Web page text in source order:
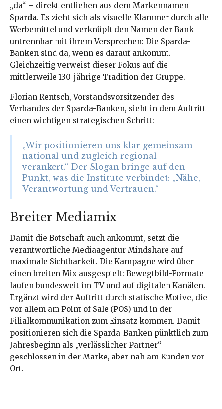
„da“ – direkt entliehen aus dem Markennamen
Sparda. Es zieht sich als visuelle Klammer durch alle
Werbemittel und verknüpft den Namen der Bank
untrennbar mit ihrem Versprechen: Die Sparda-
Banken sind da, wenn es darauf ankommt.
Gleichzeitig verweist dieser Fokus auf die
mittlerweile 130-jährige Tradition der Gruppe.
Florian Rentsch, Vorstandsvorsitzender des
Verbandes der Sparda-Banken, sieht in dem Auftritt
einen wichtigen strategischen Schritt:
„Wir positionieren uns klar gemeinsam
national und zugleich regional
verankert.“ Der Slogan bringe auf den
Punkt, was die Institute verbindet: „Nähe,
Verantwortung und Vertrauen.“
Breiter Mediamix
Damit die Botschaft auch ankommt, setzt die
verantwortliche Mediaagentur Mindshare auf
maximale Sichtbarkeit. Die Kampagne wird über
einen breiten Mix ausgespielt: Bewegtbild-Formate
laufen bundesweit im TV und auf digitalen Kanälen.
Ergänzt wird der Auftritt durch statische Motive, die
vor allem am Point of Sale (POS) und in der
Filialkommunikation zum Einsatz kommen. Damit
positionieren sich die Sparda-Banken pünktlich zum
Jahresbeginn als „verlässlicher Partner“ –
geschlossen in der Marke, aber nah am Kunden vor
Ort.